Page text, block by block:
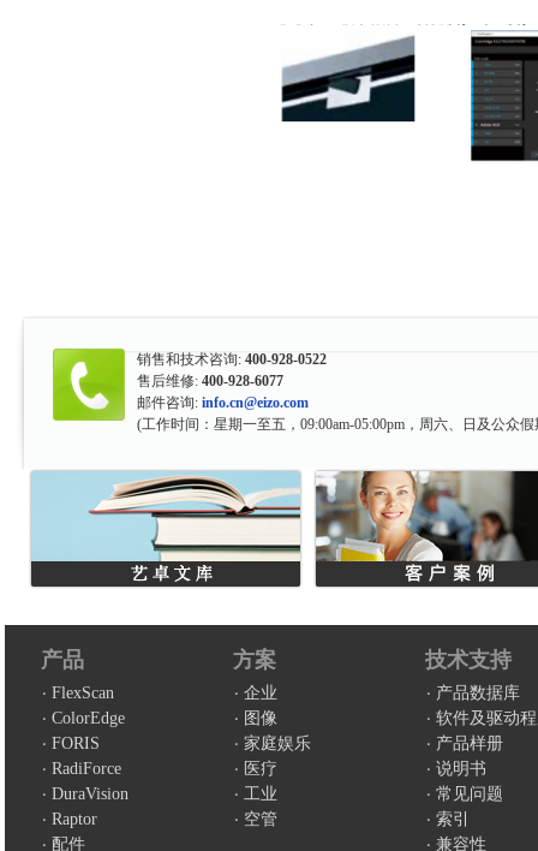
销售和技术咨询: 400-928-0522
售后维修: 400-928-6077
邮件咨询: info.cn@eizo.com
(工作时间：星期一至五，09:00am-05:00pm，周六、日及公众
产品
FlexScan
ColorEdge
FORIS
RadiForce
DuraVision
Raptor
配件
方案
企业
图像
家庭娱乐
医疗
工业
空管
技术支持
产品数据库
软件及驱动
产品样册
说明书
常见问题
索引
兼容性